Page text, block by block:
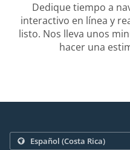
Dedique tiempo a
interactivo en línea y
listo. Nos lleva unos
hacer una